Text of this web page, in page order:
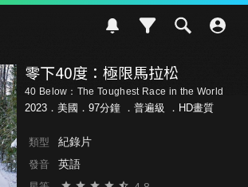
零下40度：極限馬拉松
40 Below：The Toughest Race in the World
2023．美國．97分鐘 ． 普遍級 ．HD畫質
類型 紀錄片
發音 英語